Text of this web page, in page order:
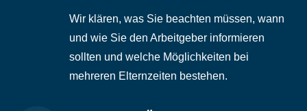
Wir klären, was Sie beachten müssen, wann
und wie Sie den Arbeitgeber informieren
sollten und welche Möglichkeiten bei
mehreren Elternzeiten bestehen.